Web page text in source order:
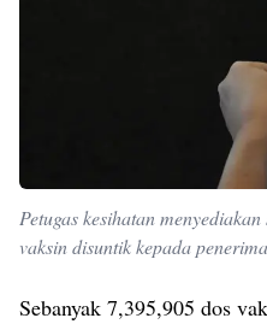
Petugas kesihatan
vaksin disuntik kepada
Sebanyak 7,395,905 dos